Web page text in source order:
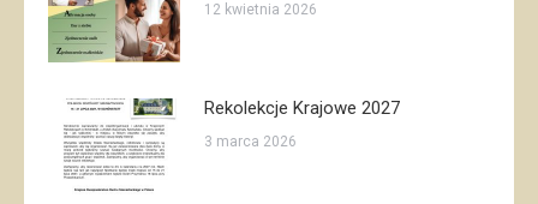
12 kwietnia 2026
Rekolekcje Krajowe 2027
3 marca 2026